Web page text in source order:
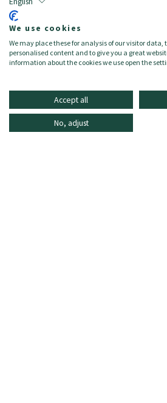
We use cookies
We may place these for analysis of our visitor data,
personalised content and to give you a great
information about the cookies we use open the
Accept all
No, adjust
PRODUKTINFORMATIONEN
Color: DARK NAVY
Größe: 4XL
Zielgruppe:Herren/Uomo